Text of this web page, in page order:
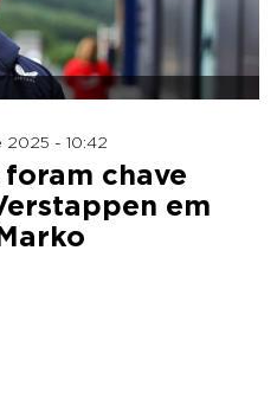
2025 - 10:42
foram chave
em